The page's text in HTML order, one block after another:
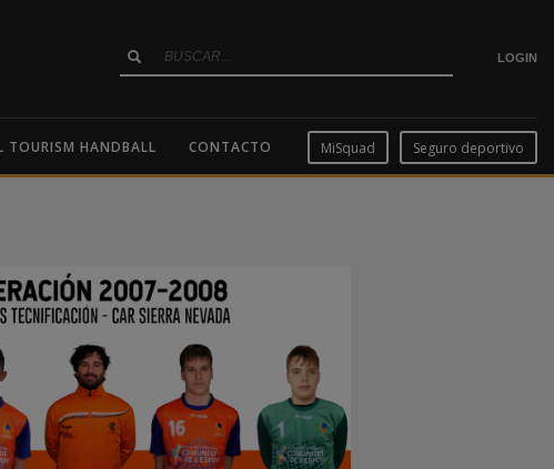
LOGIN
TOURISM HANDBALL CONTACTO MiSquad Seguro deportivo